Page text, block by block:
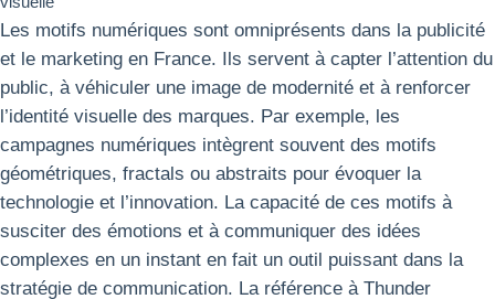
Les motifs numériques sont omniprésents dans la publicité
et le marketing en France. Ils servent à capter l’attention du
public, à véhiculer une image de modernité et à renforcer
l’identité visuelle des marques. Par exemple, les
campagnes numériques intègrent souvent des motifs
géométriques, fractals ou abstraits pour évoquer la
technologie et l’innovation. La capacité de ces motifs à
susciter des émotions et à communiquer des idées
complexes en un instant en fait un outil puissant dans la
stratégie de communication. La référence à Thunder